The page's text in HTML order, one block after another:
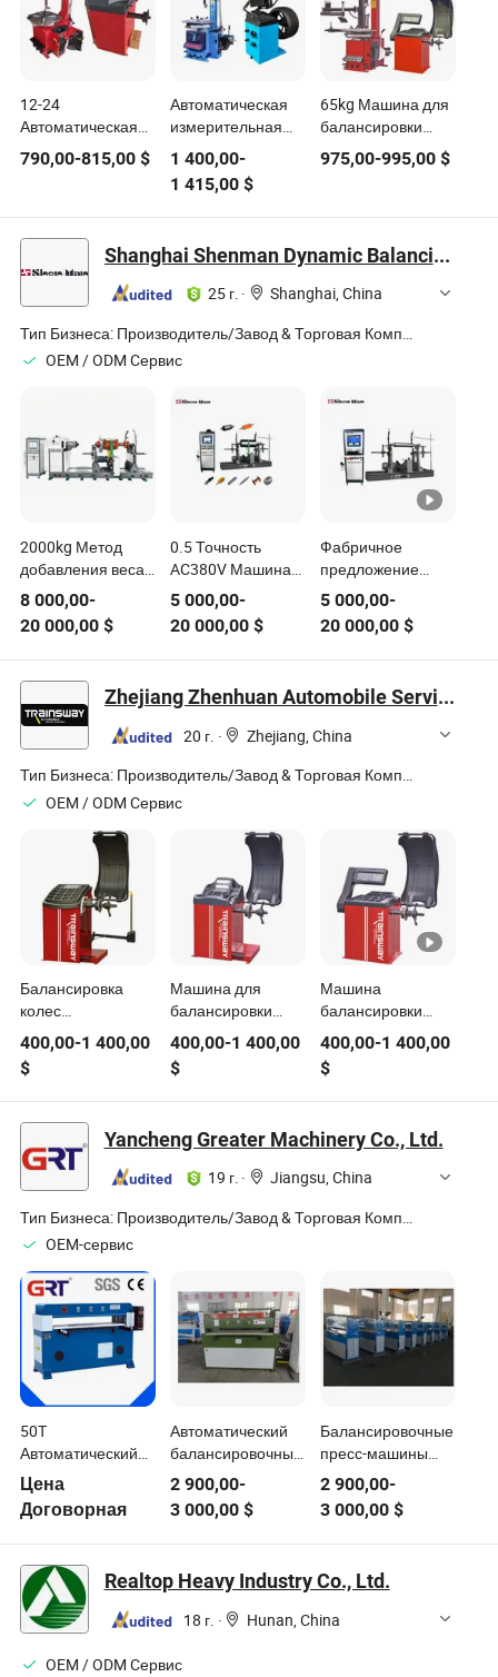
12-24
Автоматическая
машина для
балансировки
автомобилей и
мотоциклов
790,00-815,00 $
Автоматическая
измерительная
лазерная машина
для балансировки
колес
1 400,00-
1 415,00$
65kg Машина для
балансировки
колес с ручным
вводом
975,00-995,00$
Shanghai Shenman Dynamic Balancing Machinery Co., Ltd.
25 г. ·
Shanghai, China
Тип Бизнеса:
Производитель/Завод & Торговая Компания
OEM / ODM Cервис
2000kg Метод
добавления веса
двойного привода
машины
динамического
балансирования с
подцилиндром
8 000,00-
20 000,00 $
0.5 Точность
AC380V Машина
для балансировки
прядильного
шпинделя из
химического
дисплеем
5 000,00-
20 000,00$
Фабричное
предложение
высококачественного
текстильного
оборудования
специальная
машина
5 000,00-
20 000,00$
Zhejiang Zhenhuan Automobile Service Equipment Co., Ltd.
20 г. ·
Zhejiang, China
Тип Бизнеса:
Производитель/Завод & Торговая Компания
OEM / ODM Cервис
Балансировка
колес
Балансировочный
станок
Светодиодный
дисплей
Оборудование
для шин Машина
для шин Trainsway
Zh826L
400,00-1 400,00
$
Машина для
балансировки
колес Trainsway
400,00-1 400,00
$
Машина
балансировки
колес Trainsway
Zh810A
400,00-1 400,00
$
Yancheng Greater Machinery Co., Ltd.
19 г. ·
Jiangsu, China
Тип Бизнеса:
Производитель/Завод & Торговая Компания
OEM-сервис
50T
Автоматический
балансировочный
прецизионный
четырехколонный
гидравлический
плоскорез (XCLP3-
50)
Цена
Договорная
Автоматический
балансировочный
пресс для
ламинирования,
гидравлическая
плоская
машина
2 900,00-
3 000,00$
Балансировочные
пресс-машины
для
ламинирования,
гидравлическая
плоская
машина
2 900,00-
3 000,00$
Realtop Heavy Industry Co., Ltd.
18 г. · Hunan, China
OEM / ODM Cервис